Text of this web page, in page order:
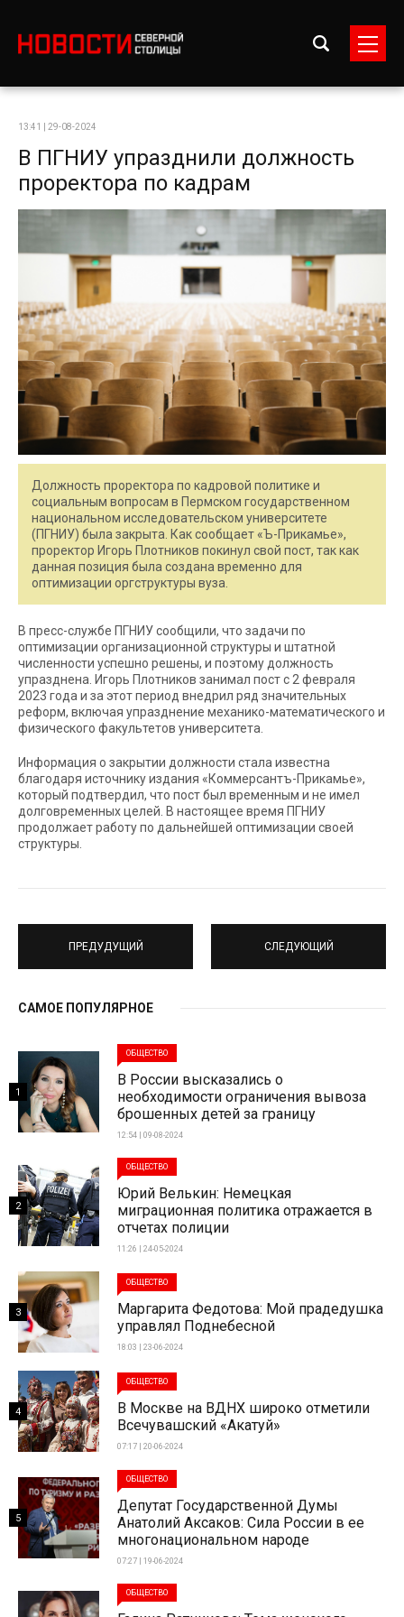
13:41 | 29-08-2024
В ПГНИУ упразднили должность
проректора по кадрам
Должность проректора по кадровой политике и
социальным вопросам в Пермском государственном
национальном исследовательском университете
(ПГНИУ) была закрыта. Как сообщает «Ъ-Прикамье»,
проректор Игорь Плотников покинул свой пост, так как
данная позиция была создана временно для
оптимизации оргструктуры вуза.
В пресс-службе ПГНИУ сообщили, что задачи по
оптимизации организационной структуры и штатной
численности успешно решены, и поэтому должность
упразднена. Игорь Плотников занимал пост с 2 февраля
2023 года и за этот период внедрил ряд значительных
реформ, включая упразднение механико-математического и
физического факультетов университета.
Информация о закрытии должности стала известна
благодаря источнику издания «Коммерсантъ-Прикамье»,
который подтвердил, что пост был временным и не имел
долговременных целей. В настоящее время ПГНИУ
продолжает работу по дальнейшей оптимизации своей
структуры.
ПРЕДУДУЩИЙ СЛЕДУЮЩИЙ
САМОЕ ПОПУЛЯРНОЕ
ОБЩЕСТВО
В России высказались о
необходимости ограничения вывоза
брошенных детей за границу
12:54 | 09-08-2024
1
ОБЩЕСТВО
Юрий Велькин: Немецкая
миграционная политика отражается в
отчетах полиции
11:26 | 24-05-2024
2
ОБЩЕСТВО
Маргарита Федотова: Мой прадедушка
управлял Поднебесной
18:03 | 23-06-2024
3
ОБЩЕСТВО
В Москве на ВДНХ широко отметили
Всечувашский «Акатуй»
07:17 | 20-06-2024
4
ОБЩЕСТВО
Депутат Государственной Думы
Анатолий Аксаков: Сила России в ее
многонациональном народе
07:27 | 19-06-2024
5
ОБЩЕСТВО